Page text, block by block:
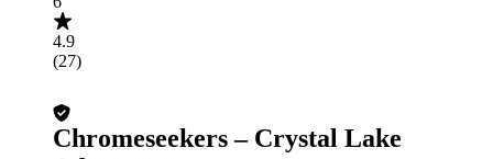
4.9
(27)
Chromeseekers – Crystal Lake